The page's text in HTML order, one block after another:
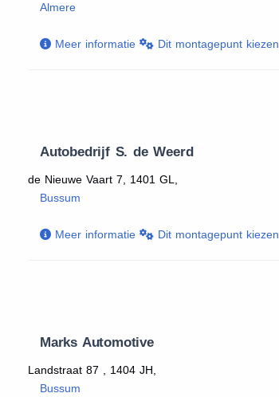
Almere
Meer informatie Dit montagepunt kiezen
Autobedrijf S. de Weerd
de Nieuwe Vaart 7, 1401 GL,
Bussum
Meer informatie Dit montagepunt kiezen
Marks Automotive
Landstraat 87 , 1404 JH,
Bussum